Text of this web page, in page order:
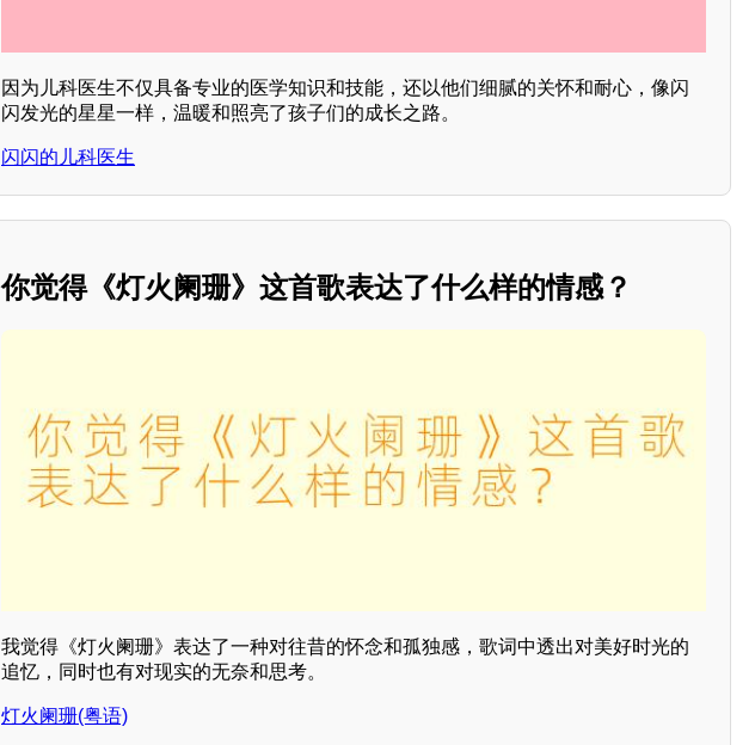
因为儿科医生不仅具备专业的医学知识和技能，还以他们细腻的关怀和耐心，像闪
闪发光的星星一样，温暖和照亮了孩子们的成长之路。
闪闪的儿科医生
你觉得《灯火阑珊》这首歌表达了什么样的情感？
我觉得《灯火阑珊》表达了一种对往昔的怀念和孤独感，歌词中透出对美好时光的
追忆，同时也有对现实的无奈和思考。
灯火阑珊(粤语)